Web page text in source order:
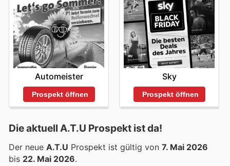
Automeister
Prospekt öffnen
Sky
Prospekt öffnen
Die aktuell A.T.U Prospekt ist da!
Der neue A.T.U Prospekt ist gültig von 7. Mai 2026
bis 22. Mai 2026.